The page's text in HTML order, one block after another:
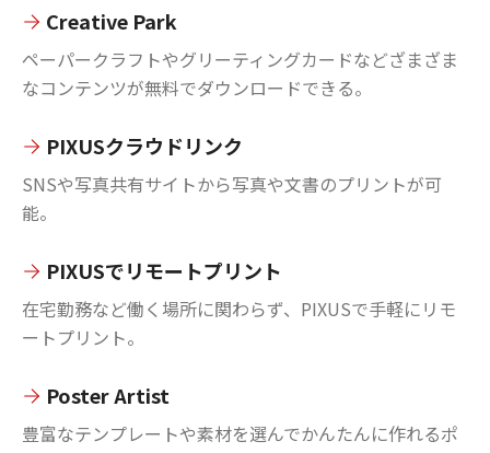
Creative Park
ペーパークラフトやグリーティングカードなどざまざま
なコンテンツが無料でダウンロードできる。
PIXUSクラウドリンク
SNSや写真共有サイトから写真や文書のプリントが可
能。
PIXUSでリモートプリント
在宅勤務など働く場所に関わらず、PIXUSで手軽にリモ
ートプリント。
Poster Artist
豊富なテンプレートや素材を選んでかんたんに作れるポ